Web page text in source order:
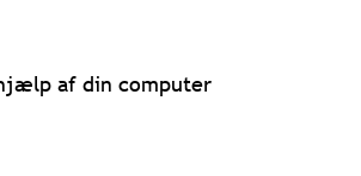
af din computer